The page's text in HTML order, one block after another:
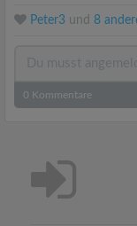
Peter3 und 8
0 Kommentare